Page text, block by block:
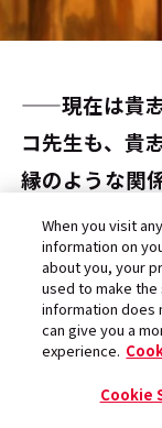
――現在は貴
コ先生も、貴
縁のような関
の正体は上
を受け継ぐと
すが、ニャン
か。
ニャンコ先生
When you visit
information on
about you, your
used to make
information does
can give you a
experience.
Cookie